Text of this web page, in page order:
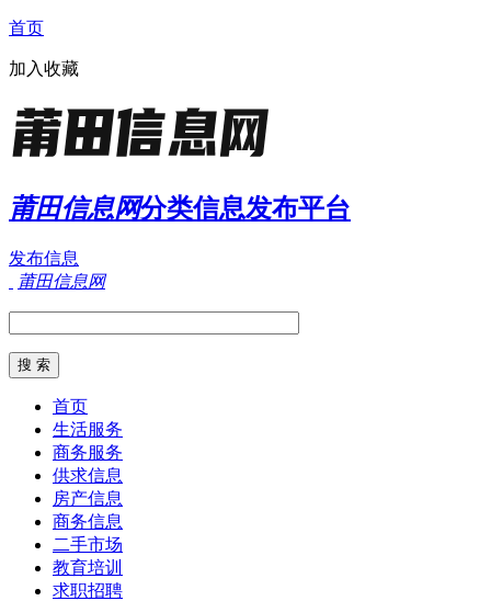
首页
加入收藏
莆田信息网分类信息发布平台
发布信息
莆田信息网
首页
生活服务
商务服务
供求信息
房产信息
商务信息
二手市场
教育培训
求职招聘